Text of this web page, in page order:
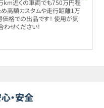
km近くの車両でも750万円程
高額カスタムや走行距離1万
格での出品です！ 使用が気
せください！
・安全